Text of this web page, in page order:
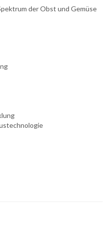
der Obst und Gemüse